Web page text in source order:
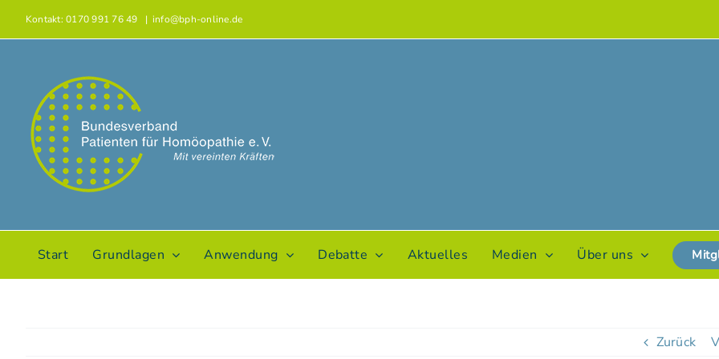
Kontakt: 0170 991 76 49 | info@bph-online.de
Start Grundlagen Anwendung Debatte Aktuelles Medien Über uns
Zurück